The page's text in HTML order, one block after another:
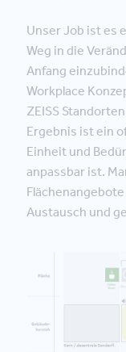
Unser Job ist es
Weg in die
Anfang
Workplace
ZEISS
Ergebnis ist ein
Einheit und
anpassbar ist.
Austausch und